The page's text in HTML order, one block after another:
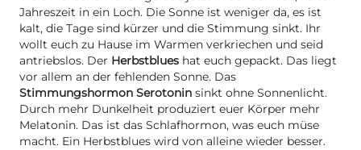
Jahreszeit in ein Loch. Die Sonne ist weniger da, es ist
kalt, die Tage sind kürzer und die Stimmung sinkt. Ihr
wollt euch zu Hause im Warmen verkriechen und seid
antriebslos. Der Herbstblues hat euch gepackt. Das liegt
vor allem an der fehlenden Sonne. Das
Stimmungshormon Serotonin sinkt ohne Sonnenlicht.
Durch mehr Dunkelheit produziert euer Körper mehr
Melatonin. Das ist das Schlafhormon, was euch müse
macht. Ein Herbstblues wird von alleine wieder besser.